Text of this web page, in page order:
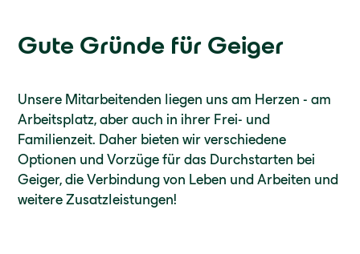
Gute Gründe für Geiger
Unsere Mitarbeitenden liegen uns am Herzen - am
Arbeitsplatz, aber auch in ihrer Frei- und
Familienzeit. Daher bieten wir verschiedene
Optionen und Vorzüge für das Durchstarten bei
Geiger, die Verbindung von Leben und Arbeiten und
weitere Zusatzleistungen!